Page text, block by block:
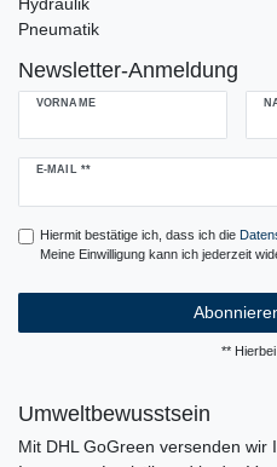
Pneumatik
Newsletter-Anmeldung
VORNAME
E-MAIL **
Newsletter
Hiermit bestätige ich, dass ich die
Meine Einwilligung kann ich jederzeit
**
Umweltbewusstsein
Mit DHL GoGreen versenden wir